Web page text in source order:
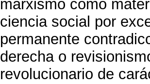
marxismo como
ciencia social por
permanente
derecha o
revolucionario de